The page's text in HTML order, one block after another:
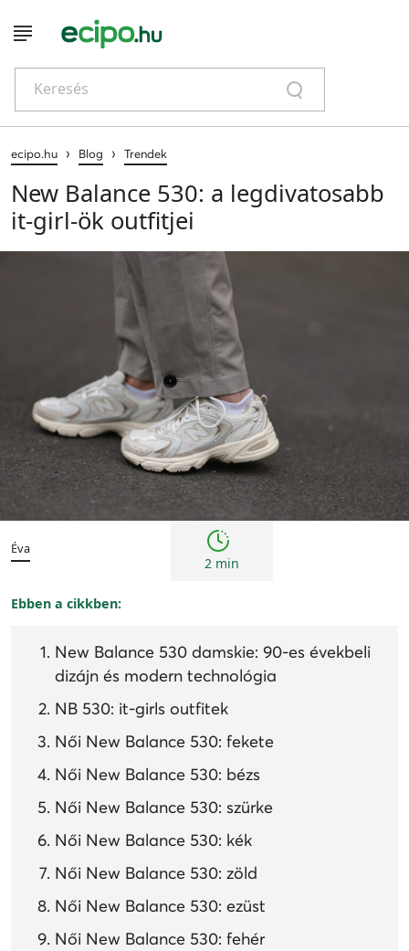
Keresés
ecipo.hu › Blog › Trendek
New Balance 530: a legdivatosabb
it-girl-ök outfitjei
Trendek
Éva
2 min
Ebben a cikkben:
New Balance 530 damskie: 90-es évekbeli
dizájn és modern technológia
NB 530: it-girls outfitek
Női New Balance 530: fekete
Női New Balance 530: bézs
Női New Balance 530: szürke
Női New Balance 530: kék
Női New Balance 530: zöld
Női New Balance 530: ezüst
Női New Balance 530: fehér